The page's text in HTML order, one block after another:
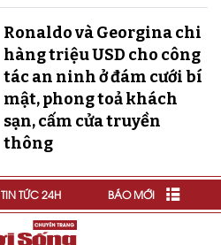
Ronaldo và Georgina chi
hàng triệu USD cho công
tác an ninh ở đám cưới bí
mật, phong toả khách
sạn, cấm cửa truyền
thông
TIN TỨC 24H BÁO MỚI